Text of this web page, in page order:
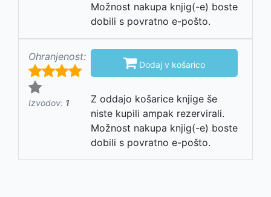
Možnost nakupa knjig(-e) boste
dobili s povratno e-pošto.
Ohranjenost:
Izvodov: 1
 Dodaj v košarico
Z oddajo košarice knjige še
niste kupili ampak rezervirali.
Možnost nakupa knjig(-e) boste
dobili s povratno e-pošto.